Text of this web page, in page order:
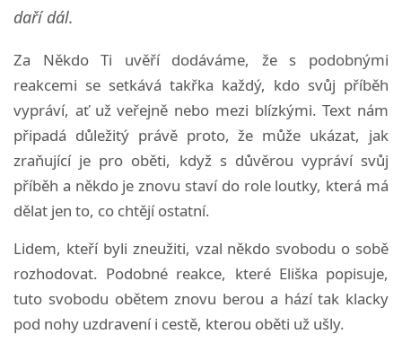
daří dál.
Za Někdo Ti uvěří dodáváme, že s podobnými
reakcemi se setkává takřka každý, kdo svůj příběh
vypráví, ať už veřejně nebo mezi blízkými. Text nám
připadá důležitý právě proto, že může ukázat, jak
zraňující je pro oběti, když s důvěrou vypráví svůj
příběh a někdo je znovu staví do role loutky, která má
dělat jen to, co chtějí ostatní.
Lidem, kteří byli zneužiti, vzal někdo svobodu o sobě
rozhodovat. Podobné reakce, které Eliška popisuje,
tuto svobodu obětem znovu berou a hází tak klacky
pod nohy uzdravení i cestě, kterou oběti už ušly.